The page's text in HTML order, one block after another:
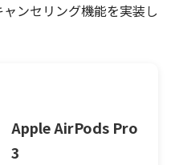
ンセリング機能を実装し
Apple AirPods Pro
3